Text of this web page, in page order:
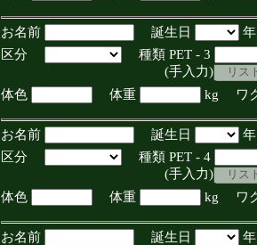
お名前 誕生日
区分
種類 PET - 3
(手入力)
体色
体重 kg ワ
お名前 誕生日
区分
種類 PET - 4
(手入力)
体色
体重 kg ワ
お名前 誕生日